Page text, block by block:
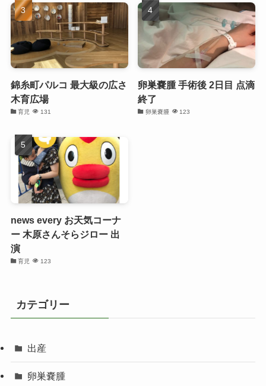
錦糸町パルコ 最大級の広さ
木育広場
育児 131
卵巣嚢腫 手術後 2日目 点滴
終了
卵巣嚢腫 123
news every お天気コーナ
ー 木原さんそらジロー 出
演
育児 123
カテゴリー
出産
卵巣嚢腫